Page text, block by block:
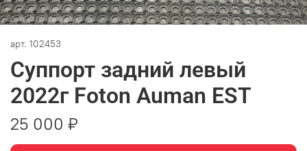
арт. 102453
Суппорт задний левый
2022г Foton Auman EST
25 000 ₽